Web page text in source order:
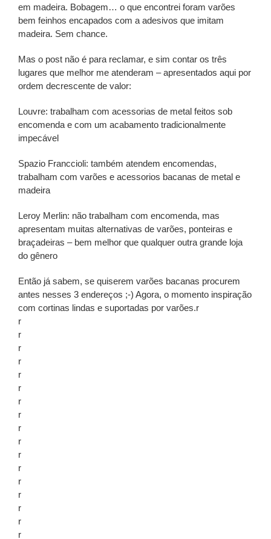
em madeira. Bobagem… o que encontrei foram varões
bem feinhos encapados com a adesivos que imitam
madeira. Sem chance.
Mas o post não é para reclamar, e sim contar os três
lugares que melhor me atenderam – apresentados aqui por
ordem decrescente de valor:
Louvre: trabalham com acessorias de metal feitos sob
encomenda e com um acabamento tradicionalmente
impecável
Spazio Franccioli: também atendem encomendas,
trabalham com varões e acessorios bacanas de metal e
madeira
Leroy Merlin: não trabalham com encomenda, mas
apresentam muitas alternativas de varões, ponteiras e
braçadeiras – bem melhor que qualquer outra grande loja
do gênero
Então já sabem, se quiserem varões bacanas procurem
antes nesses 3 endereços ;-) Agora, o momento inspiração
com cortinas lindas e suportadas por varões.r
r
r
r
r
r
r
r
r
r
r
r
r
r
r
r
r
r